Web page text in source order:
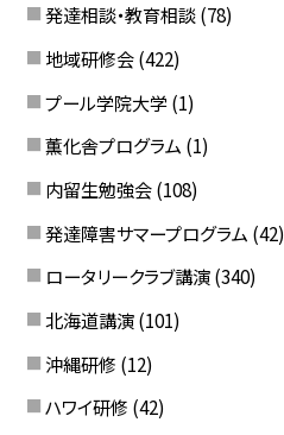
発達相談・教育相談 (78)
地域研修会 (422)
プール学院大学 (1)
薫化舎プログラム (1)
内留生勉強会 (108)
発達障害サマープログラム (42)
ロータリークラブ講演 (340)
北海道講演 (101)
沖縄研修 (12)
ハワイ研修 (42)